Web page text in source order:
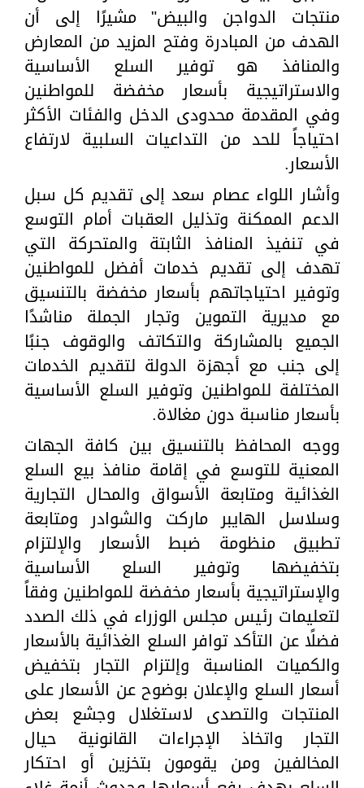
منتجات الدواجن والبيض" مشيرًا إلى أن
الهدف من المبادرة وفتح المزيد من المعارض
والمنافذ هو توفير السلع الأساسية
والاستراتيجية بأسعار مخفضة للمواطنين
وفي المقدمة محدودى الدخل والفئات الأكثر
احتياجاً للحد من التداعيات السلبية لارتفاع
الأسعار.
وأشار اللواء عصام سعد إلى تقديم كل سبل
الدعم الممكنة وتذليل العقبات أمام التوسع
في تنفيذ المنافذ الثابتة والمتحركة التي
تهدف إلى تقديم خدمات أفضل للمواطنين
وتوفير احتياجاتهم بأسعار مخفضة بالتنسيق
مع مديرية التموين وتجار الجملة مناشدًا
الجميع بالمشاركة والتكاتف والوقوف جنبًا
إلى جنب مع أجهزة الدولة لتقديم الخدمات
المختلفة للمواطنين وتوفير السلع الأساسية
بأسعار مناسبة دون مغالاة.
ووجه المحافظ بالتنسيق بين كافة الجهات
المعنية للتوسع في إقامة منافذ بيع السلع
الغذائية ومتابعة الأسواق والمحال التجارية
وسلاسل الهايبر ماركت والشوادر ومتابعة
تطبيق منظومة ضبط الأسعار والإلتزام
بتخفيضها وتوفير السلع الأساسية
والإستراتيجية بأسعار مخفضة للمواطنين وفقاً
لتعليمات رئيس مجلس الوزراء في ذلك الصدد
فضلًا عن التأكد توافر السلع الغذائية بالأسعار
والكميات المناسبة وإلتزام التجار بتخفيض
أسعار السلع والإعلان بوضوح عن الأسعار على
المنتجات والتصدى لاستغلال وجشع بعض
التجار واتخاذ الإجراءات القانونية حيال
المخالفين ومن يقومون بتخزين أو احتكار